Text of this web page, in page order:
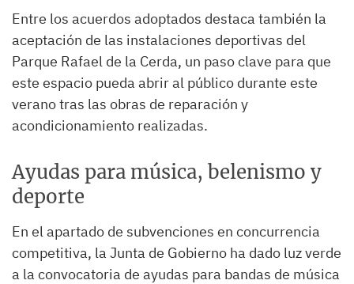
Entre los acuerdos adoptados destaca también la
aceptación de las instalaciones deportivas del
Parque Rafael de la Cerda, un paso clave para que
este espacio pueda abrir al público durante este
verano tras las obras de reparación y
acondicionamiento realizadas.
Ayudas para música, belenismo y
deporte
En el apartado de subvenciones en concurrencia
competitiva, la Junta de Gobierno ha dado luz verde
a la convocatoria de ayudas para bandas de música